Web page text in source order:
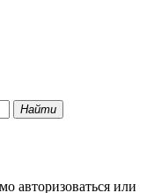
Найти
авторизоваться или